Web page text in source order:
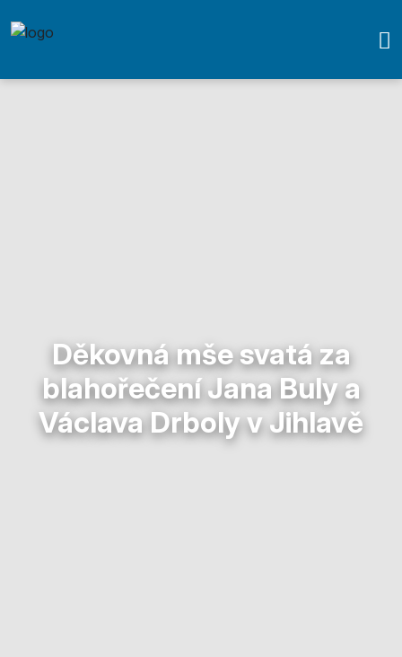
Děkovná mše svatá za
blahořečení Jana Buly a
Václava Drboly v Jihlavě